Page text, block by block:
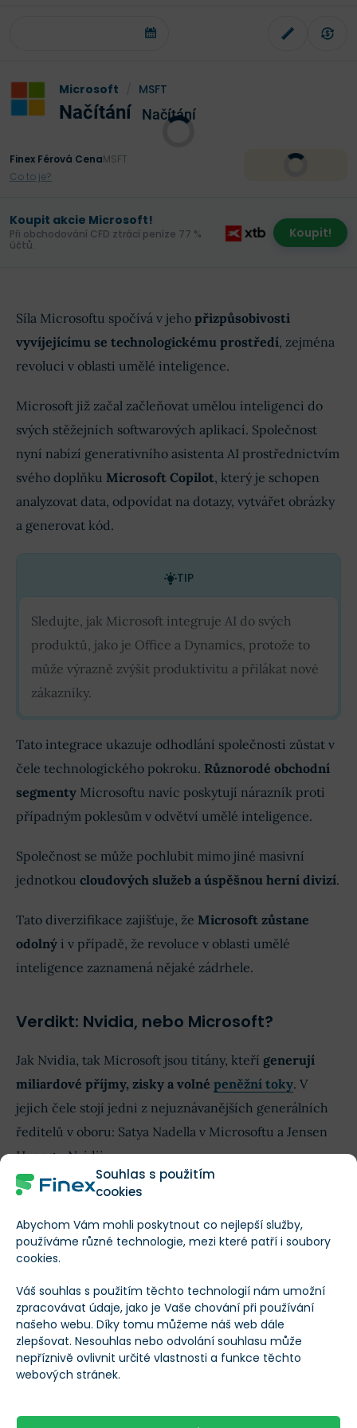
Souhlas s použitím
cookies
Abychom Vám mohli poskytnout co nejlepší služby,
používáme různé technologie, mezi které patří i soubory
cookies.
Váš souhlas s použitím těchto technologií nám umožní
zpracovávat údaje, jako je Vaše chování při používání
našeho webu. Díky tomu můžeme náš web dále
zlepšovat. Nesouhlas nebo odvolání souhlasu může
nepříznivě ovlivnit určité vlastnosti a funkce těchto
webových stránek.
Microsoft MSFT
Načítání Načítání
Finex Férová CenaMSFT
Co to je?
Koupit akcie Microsoft!
Při obchodování CFD ztrácí peníze 77 %
účtů.
Koupit!
Síla Microsoftu spočívá v jeho přizpůsobivosti
vyvíjejícímu se technologickému prostředí, zejména
revoluci v oblasti umělé inteligence.
Microsoft již začal začleňovat umělou inteligenci do
svých stěžejních softwarových aplikací. Společnost
nyní nabízí generativního asistenta AI prostřednictvím
svého doplňku Microsoft Copilot, který je schopen
analyzovat data, odpovídat na dotazy, vytvářet obrázky
a generovat kód.
TIP
Sledujte, jak Microsoft integruje AI do svých
produktů, jako je Office a Dynamics, protože to
může výrazně zvýšit produktivitu a přilákat nové
zákazníky.
Tato integrace ukazuje odhodlání společnosti zůstat v
čele technologického pokroku. Různorodé obchodní
segmenty Microsoftu navíc poskytují nárazník proti
případným poklesům v odvětví umělé inteligence.
Společnost se může pochlubit mimo jiné masivní
jednotkou cloudových služeb a úspěšnou herní divizí.
Tato diverzifikace zajišťuje, že Microsoft zůstane
odolný i v případě, že revoluce v oblasti umělé
inteligence zaznamená nějaké zádrhele.
Verdikt: Nvidia, nebo Microsoft?
Jak Nvidia, tak Microsoft jsou titány, kteří generují
miliardové příjmy, zisky a volné peněžní toky. V
jejich čele stojí jedni z nejuznávanějších generálních
ředitelů v oboru: Satya Nadella v Microsoftu a Jensen
Huang v Nvidii.
V některých ukazatelích však najdeme pozoruhodné
rozdíly. Ocenění Nvidie se blíží rekordním hodnotám s
poměrem ceny k tržbám (P/S) 39x , což je více než
dvojnásobek jejího desetiletého průměru
15násobku.
INFO
Investoři sázejí na rychlý růst trhu s grafickými